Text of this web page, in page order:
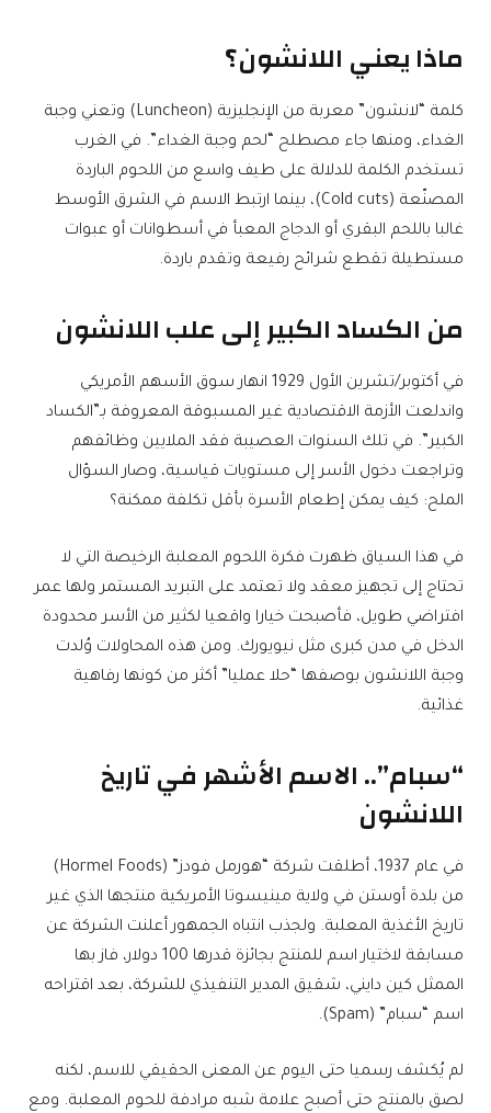
ماذا يعني اللانشون؟
كلمة “لانشون” معربة من الإنجليزية (Luncheon) وتعني وجبة
الغداء، ومنها جاء مصطلح “لحم وجبة الغداء”. في الغرب
تستخدم الكلمة للدلالة على طيف واسع من اللحوم الباردة
المصنّعة (Cold cuts)، بينما ارتبط الاسم في الشرق الأوسط
غالبا باللحم البقري أو الدجاج المعبأ في أسطوانات أو عبوات
مستطيلة تقطع شرائح رفيعة وتقدم باردة.
من الكساد الكبير إلى علب اللانشون
في أكتوبر/تشرين الأول 1929 انهار سوق الأسهم الأمريكي
واندلعت الأزمة الاقتصادية غير المسبوقة المعروفة بـ”الكساد
الكبير”. في تلك السنوات العصيبة فقد الملايين وظائفهم
وتراجعت دخول الأسر إلى مستويات قياسية، وصار السؤال
الملح: كيف يمكن إطعام الأسرة بأقل تكلفة ممكنة؟
في هذا السياق ظهرت فكرة اللحوم المعلبة الرخيصة التي لا
تحتاج إلى تجهيز معقد ولا تعتمد على التبريد المستمر ولها عمر
افتراضي طويل، فأصبحت خيارا واقعيا لكثير من الأسر محدودة
الدخل في مدن كبرى مثل نيويورك. ومن هذه المحاولات وُلدت
وجبة اللانشون بوصفها “حلا عمليا” أكثر من كونها رفاهية
غذائية.
“سبام”.. الاسم الأشهر في تاريخ
اللانشون
في عام 1937، أطلقت شركة “هورمل فودز” (Hormel Foods)
من بلدة أوستن في ولاية مينيسوتا الأمريكية منتجها الذي غير
تاريخ الأغذية المعلبة. ولجذب انتباه الجمهور أعلنت الشركة عن
مسابقة لاختيار اسم للمنتج بجائزة قدرها 100 دولار، فاز بها
الممثل كين دايني، شقيق المدير التنفيذي للشركة، بعد اقتراحه
اسم “سبام” (Spam).
لم يُكشف رسميا حتى اليوم عن المعنى الحقيقي للاسم، لكنه
لصق بالمنتج حتى أصبح علامة شبه مرادفة للحوم المعلبة. ومع